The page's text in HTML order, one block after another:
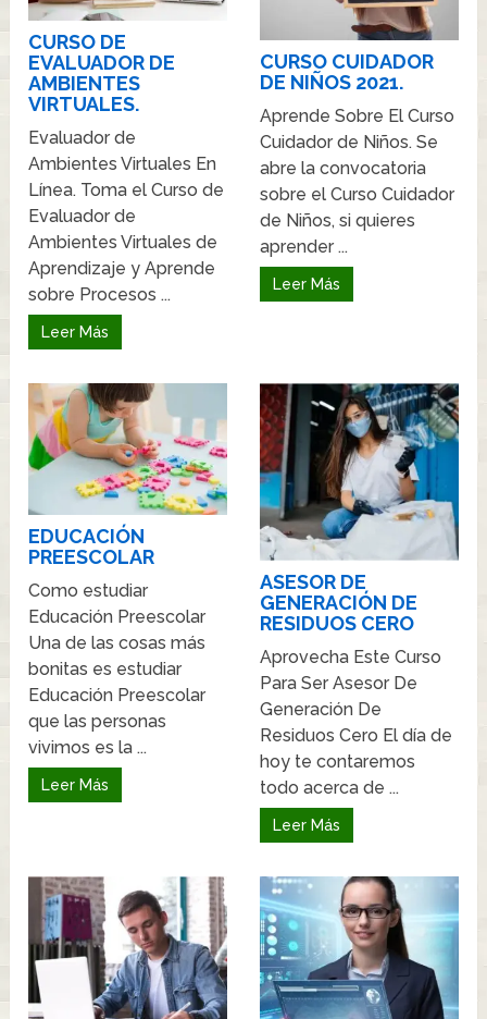
CURSO DE
EVALUADOR DE
AMBIENTES
VIRTUALES.
Evaluador de
Ambientes Virtuales En
Línea. Toma el Curso de
Evaluador de
Ambientes Virtuales de
Aprendizaje y Aprende
sobre Procesos ...
Leer Más
CURSO CUIDADOR
DE NIÑOS 2021.
Aprende Sobre El Curso
Cuidador de Niños. Se
abre la convocatoria
sobre el Curso Cuidador
de Niños, si quieres
aprender ...
Leer Más
EDUCACIÓN
PREESCOLAR
Como estudiar
Educación Preescolar
Una de las cosas más
bonitas es estudiar
Educación Preescolar
que las personas
vivimos es la ...
Leer Más
ASESOR DE
GENERACIÓN DE
RESIDUOS CERO
Aprovecha Este Curso
Para Ser Asesor De
Generación De
Residuos Cero El día de
hoy te contaremos
todo acerca de ...
Leer Más